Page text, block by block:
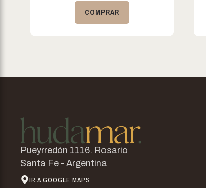
COMPRAR
Pueyrredón 1116. Rosario
Santa Fe - Argentina
IR A GOOGLE MAPS